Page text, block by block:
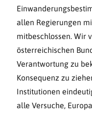
allen Regierungen
mitbeschlossen. Wir
österreichischen
Verantwortung zu
Konsequenz zu
Institutionen
alle Versuche,